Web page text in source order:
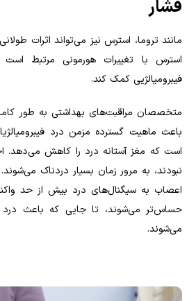
فشار
مانند تروما، استرس نیز می‌تواند اثرات
استرس با تغییرات هورمونی مرتبط است
فیبرومیالژیی کمک کند.
متخصصان مراقبت‌های بهداشتی به طور
باعث ماهیت گسترده مزمن درد
است که مغز آستانه درد را کاهش می‌دهد.
نبودند، به مرور زمان بسیار دردناک
اعصاب به سیگنال‌های درد بیش از حد
حساس‌تر می‌شوند، تا جایی که باعث درد
می‌شوند.